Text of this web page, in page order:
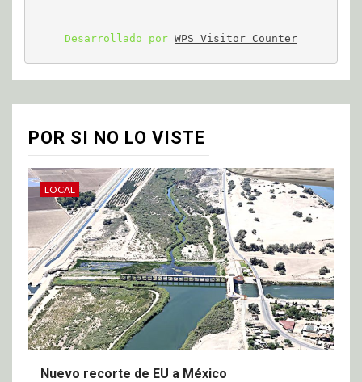
Desarrollado por WPS Visitor Counter
POR SI NO LO VISTE
LOCAL
Nuevo recorte de EU a México